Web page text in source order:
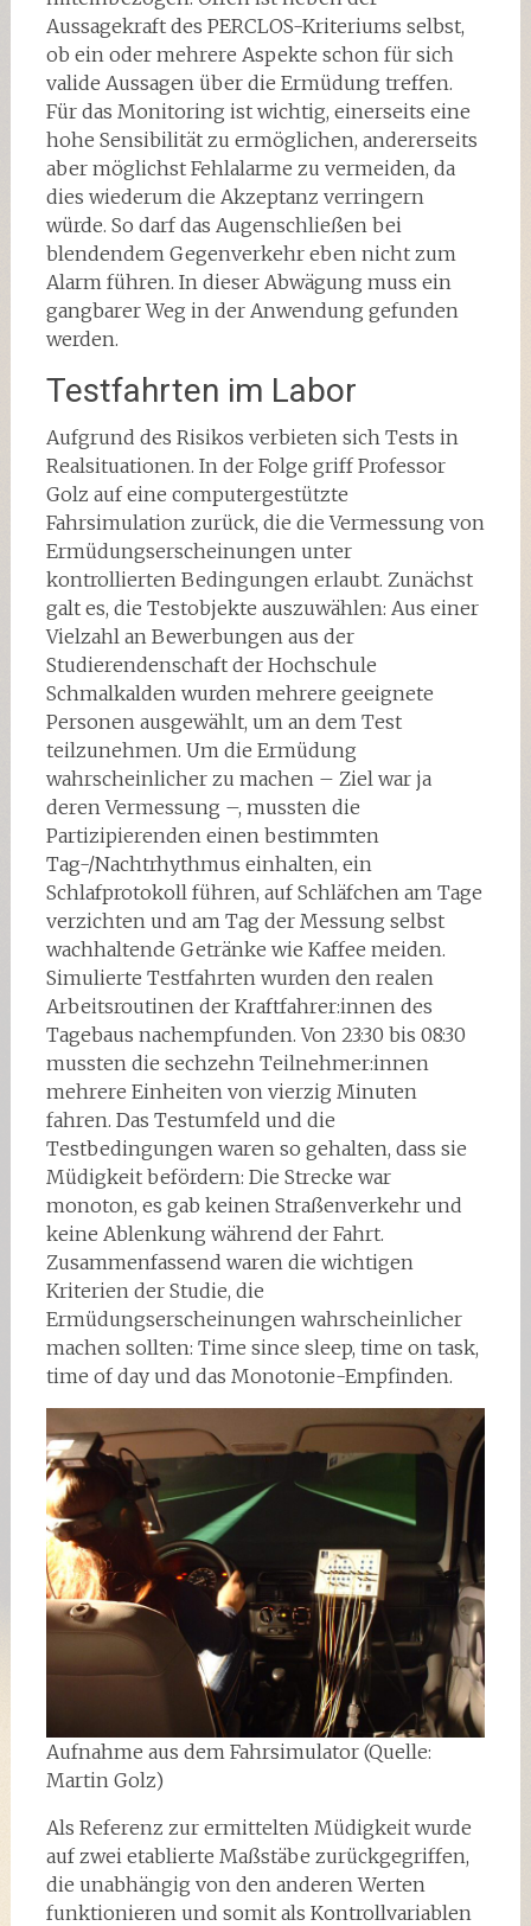
Aussagekraft des PERCLOS-Kriteriums selbst,
ob ein oder mehrere Aspekte schon für sich
valide Aussagen über die Ermüdung treffen.
Für das Monitoring ist wichtig, einerseits eine
hohe Sensibilität zu ermöglichen, andererseits
aber möglichst Fehlalarme zu vermeiden, da
dies wiederum die Akzeptanz verringern
würde. So darf das Augenschließen bei
blendendem Gegenverkehr eben nicht zum
Alarm führen. In dieser Abwägung muss ein
gangbarer Weg in der Anwendung gefunden
werden.
Testfahrten im Labor
Aufgrund des Risikos verbieten sich Tests in
Realsituationen. In der Folge griff Professor
Golz auf eine computergestützte
Fahrsimulation zurück, die die Vermessung von
Ermüdungserscheinungen unter
kontrollierten Bedingungen erlaubt. Zunächst
galt es, die Testobjekte auszuwählen: Aus einer
Vielzahl an Bewerbungen aus der
Studierendenschaft der Hochschule
Schmalkalden wurden mehrere geeignete
Personen ausgewählt, um an dem Test
teilzunehmen. Um die Ermüdung
wahrscheinlicher zu machen – Ziel war ja
deren Vermessung –, mussten die
Partizipierenden einen bestimmten
Tag-/Nachtrhythmus einhalten, ein
Schlafprotokoll führen, auf Schläfchen am Tage
verzichten und am Tag der Messung selbst
wachhaltende Getränke wie Kaffee meiden.
Simulierte Testfahrten wurden den realen
Arbeitsroutinen der Kraftfahrer:innen des
Tagebaus nachempfunden. Von 23:30 bis 08:30
mussten die sechzehn Teilnehmer:innen
mehrere Einheiten von vierzig Minuten
fahren. Das Testumfeld und die
Testbedingungen waren so gehalten, dass sie
Müdigkeit befördern: Die Strecke war
monoton, es gab keinen Straßenverkehr und
keine Ablenkung während der Fahrt.
Zusammenfassend waren die wichtigen
Kriterien der Studie, die
Ermüdungserscheinungen wahrscheinlicher
machen sollten: Time since sleep, time on task,
time of day und das Monotonie-Empfinden.
Aufnahme aus dem Fahrsimulator (Quelle:
Martin Golz)
Als Referenz zur ermittelten Müdigkeit wurde
auf zwei etablierte Maßstäbe zurückgegriffen,
die unabhängig von den anderen Werten
funktionieren und somit als Kontrollvariablen